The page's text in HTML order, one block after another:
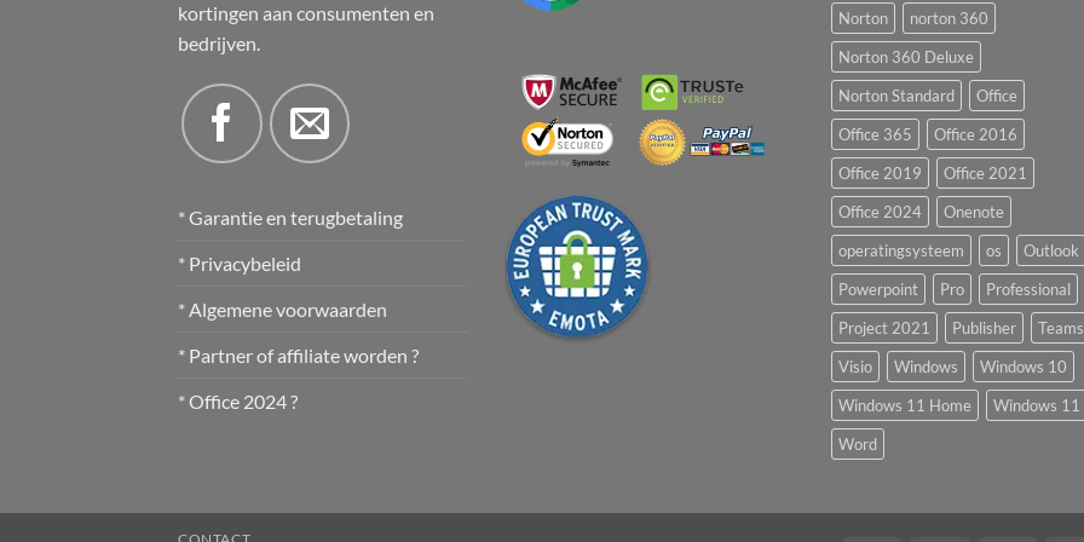
kortingen aan consumenten en
bedrijven.
* Garantie en terugbetaling
* Privacybeleid
* Algemene voorwaarden
* Partner of affiliate worden ?
* Office 2024 ?
Norton
norton 360
Norton 360 Deluxe
Norton Standard
Office
Office 365
Office 2016
Office 2019
Office 2021
Office 2024
Onenote
operatingsysteem
os
Outlook
Powerpoint
Pro
Professional
Project 2021
Publisher
Teams
Visio
Windows
Windows 10
Windows 11 Home
Windows 11
Word